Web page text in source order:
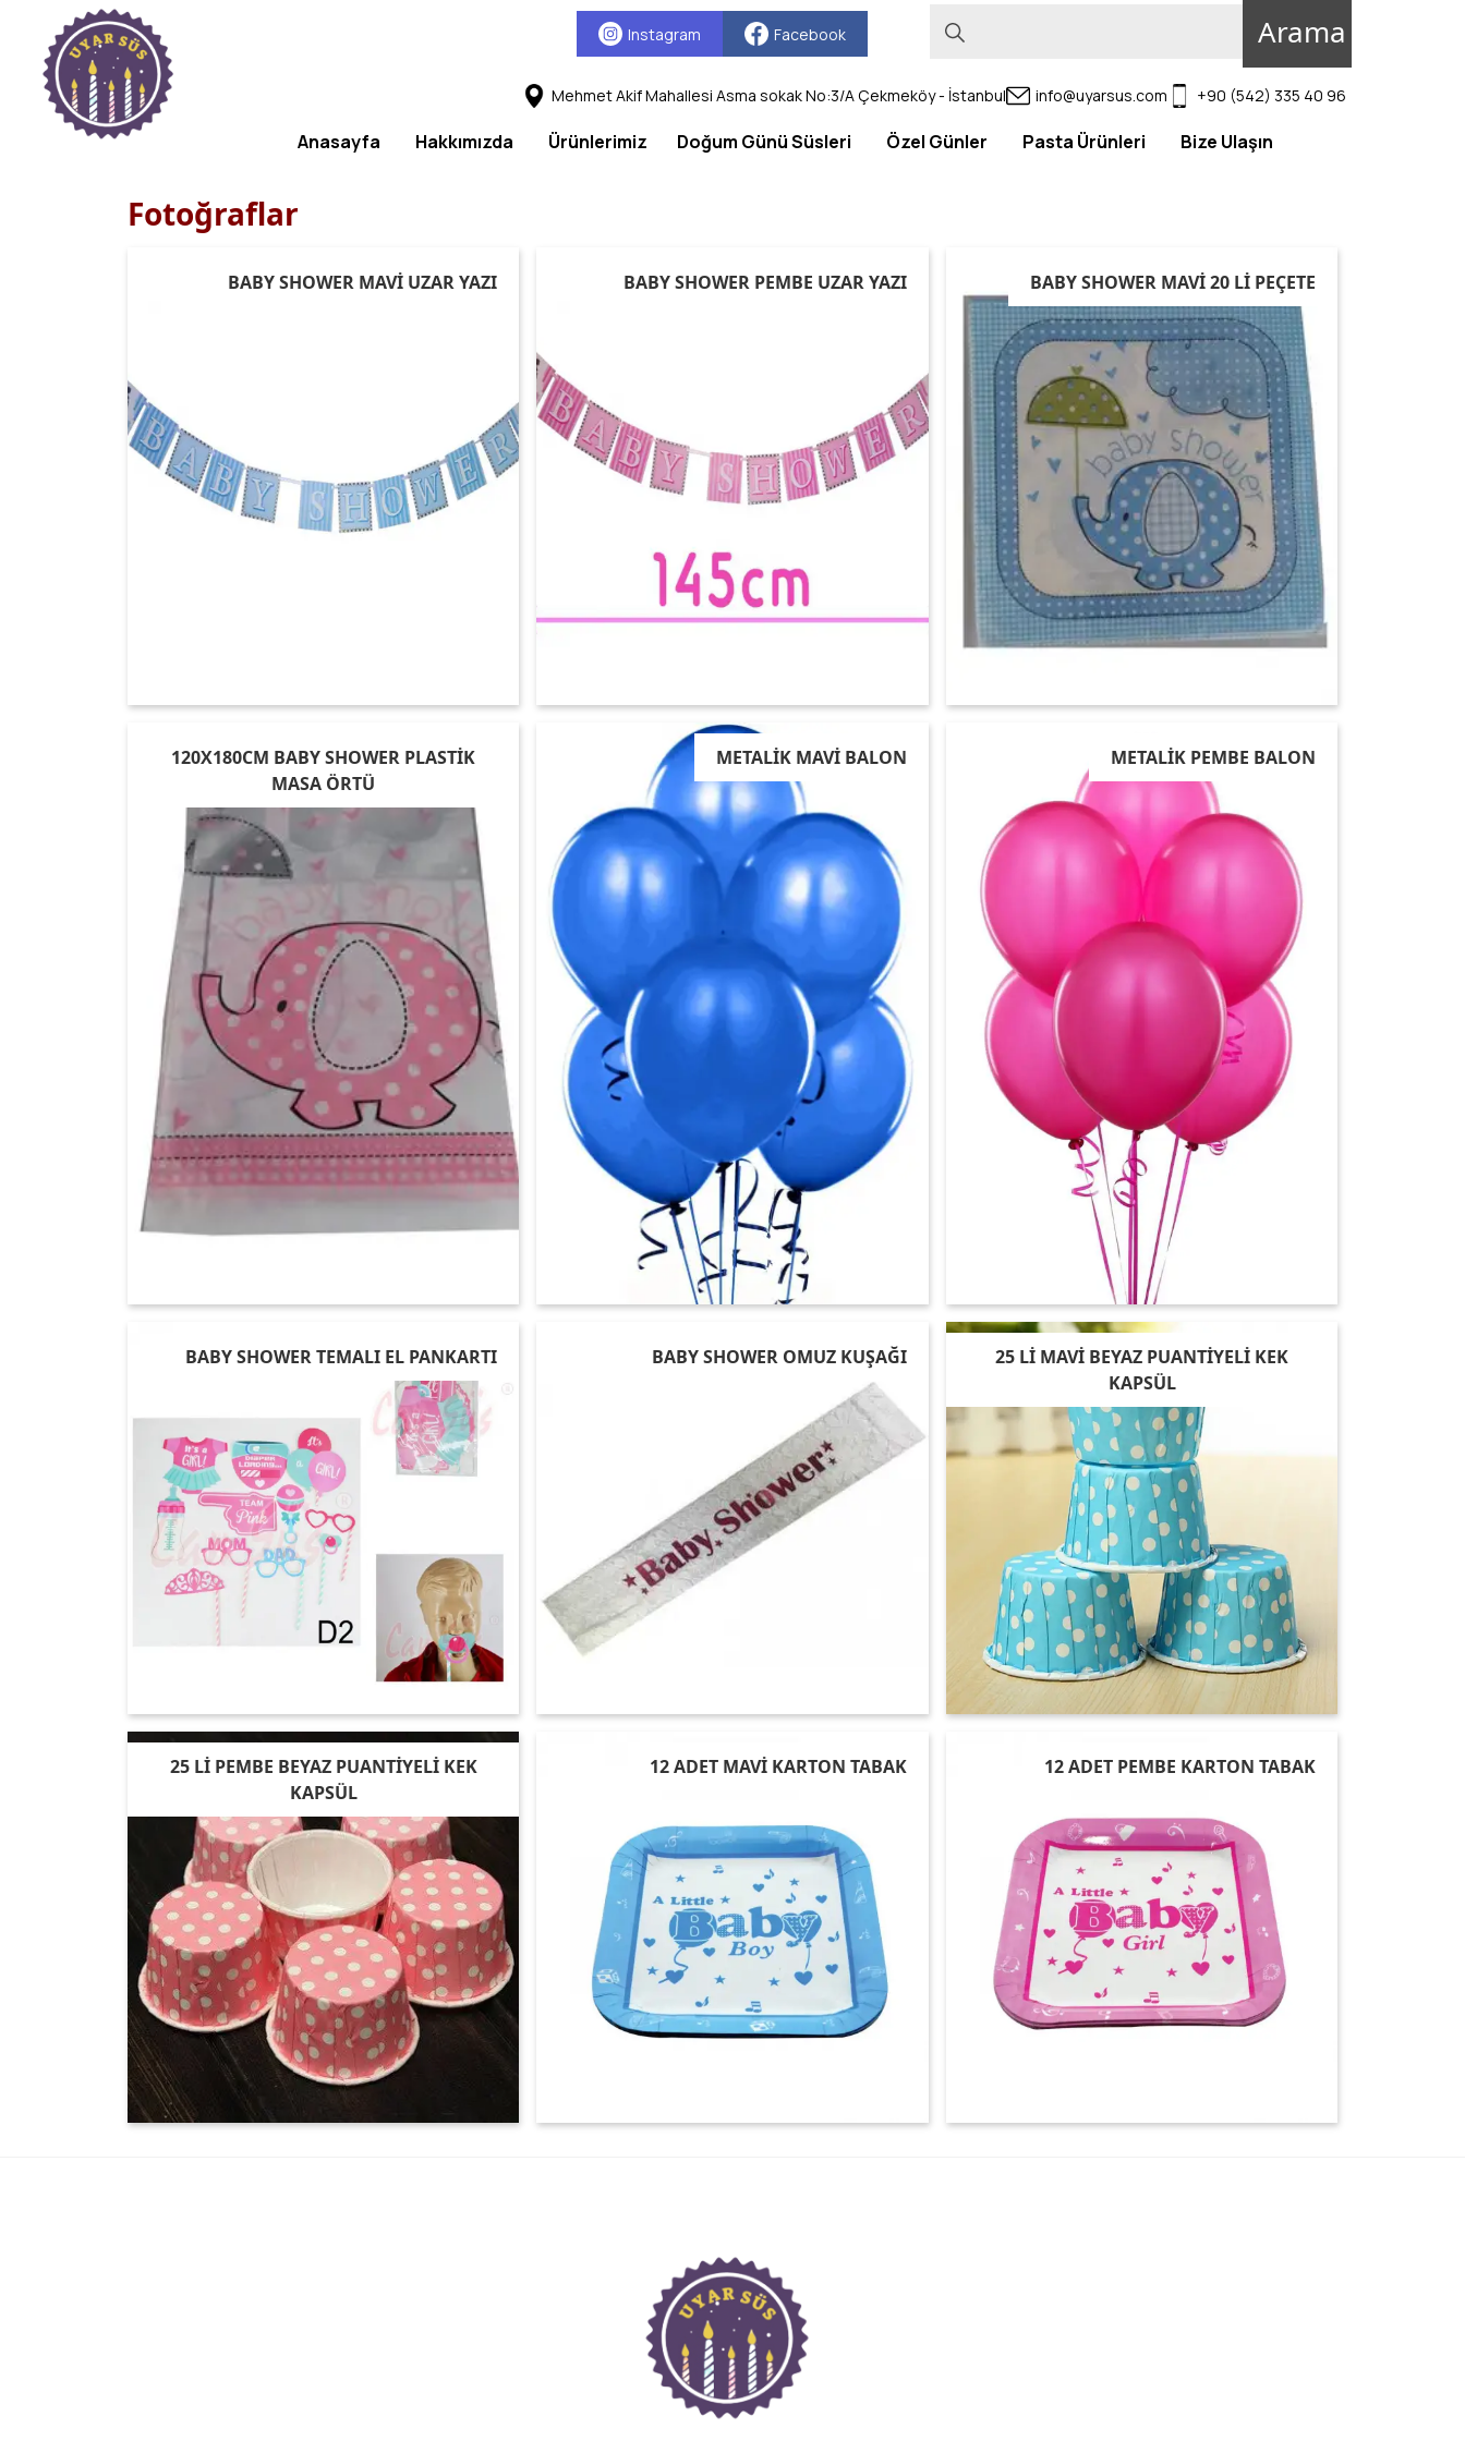
Fotoğraflar
BABY SHOWER MAVİ UZAR YAZI BABY SHOWER PEMBE UZAR YAZI BABY SHOWER MAVİ 20 Lİ PEÇETE
120X180CM BABY SHOWER PLASTİK
MASA ÖRTÜ
METALİK MAVİ BALON METALİK PEMBE BALON
BABY SHOWER TEMALI EL PANKARTI BABY SHOWER OMUZ KUŞAĞI
25 Lİ MAVİ BEYAZ PUANTİYELİ KEK
KAPSÜL
25 Lİ PEMBE BEYAZ PUANTİYELİ KEK
KAPSÜL
12 ADET MAVİ KARTON TABAK 12 ADET PEMBE KARTON TABAK
Mehmet Akif Mahallesi Asma sokak No:3/A Çekmeköy - İstanbul info@uyarsus.com +90 (542) 335 40 96
Instagram Facebook Arama Yap
Anasayfa Hakkımızda Ürünlerimiz Doğum Günü Süsleri Özel Günler Pasta Ürünleri Bize Ulaşın